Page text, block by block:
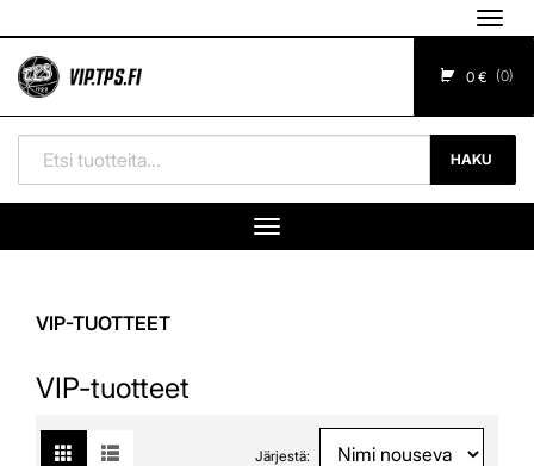
0 € 0
HAKU
Navigaatio
VIP-TUOTTEET
VIP-tuotteet
Järjestä: